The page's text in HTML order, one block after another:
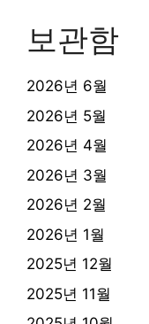
보관함
2026년 6월
2026년 5월
2026년 4월
2026년 3월
2026년 2월
2026년 1월
2025년 12월
2025년 11월